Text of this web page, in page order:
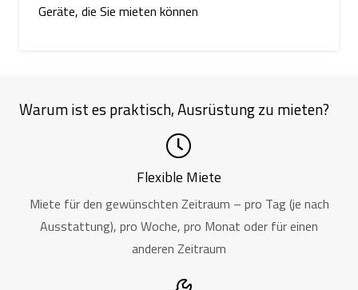
Geräte, die Sie mieten können
Warum ist es praktisch, Ausrüstung zu mieten?
Flexible Miete
Miete für den gewünschten Zeitraum – pro Tag (je nach
Ausstattung), pro Woche, pro Monat oder für einen
anderen Zeitraum